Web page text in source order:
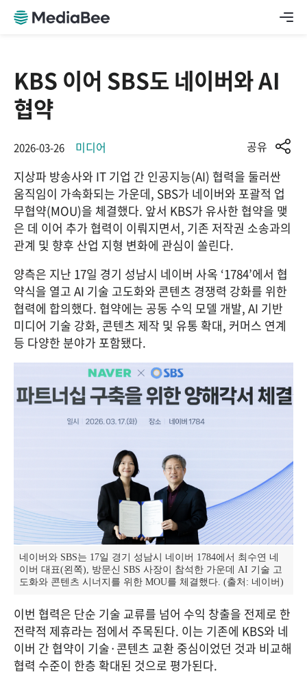
KBS 이어 SBS도 네이버와 AI
협약
2026-03-26 미디어 공유
지상파 방송사와 IT 기업 간 인공지능(AI) 협력을 둘러싼
움직임이 가속화되는 가운데, SBS가 네이버와 포괄적 업
무협약(MOU)을 체결했다. 앞서 KBS가 유사한 협약을 맺
은 데 이어 추가 협력이 이뤄지면서, 기존 저작권 소송과의
관계 및 향후 산업 지형 변화에 관심이 쏠린다.
양측은 지난 17일 경기 성남시 네이버 사옥 ‘1784’에서 협
약식을 열고 AI 기술 고도화와 콘텐츠 경쟁력 강화를 위한
협력에 합의했다. 협약에는 공동 수익 모델 개발, AI 기반
미디어 기술 강화, 콘텐츠 제작 및 유통 확대, 커머스 연계
등 다양한 분야가 포함됐다.
네이버와 SBS는 17일 경기 성남시 네이버 1784에서 최수연 네
이버 대표(왼쪽), 방문신 SBS 사장이 참석한 가운데 AI 기술 고
도화와 콘텐츠 시너지를 위한 MOU를 체결했다. (출처: 네이버)
이번 협력은 단순 기술 교류를 넘어 수익 창출을 전제로 한
전략적 제휴라는 점에서 주목된다. 이는 기존에 KBS와 네
이버 간 협약이 기술·콘텐츠 교환 중심이었던 것과 비교해
협력 수준이 한층 확대된 것으로 평가된다.